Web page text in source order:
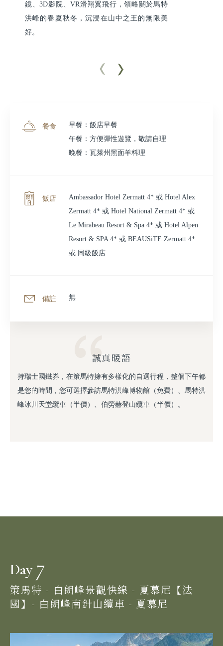
鏡、3D影院、VR滑翔翼飛行，領略關於馬特
洪峰的春夏秋冬，沉浸在山中之王的無限美
好。
餐食
早餐：飯店早餐
午餐：方便彈性遊覽，敬請自理
晚餐：瓦萊州黑面羊料理
飯店
Ambassador Hotel Zermatt 4* 或 Hotel Alex
Zermatt 4* 或 Hotel National Zermatt 4* 或
Le Mirabeau Resort & Spa 4* 或 Hotel Alpen
Resort & SPA 4* 或 BEAUSiTE Zermatt 4*
或 同級飯店
備註 無
誠真暖語
持瑞士國鐵券，在策馬特擁有多樣化的自選行程，整個下午都
是您的時間，您可選擇參訪馬特洪峰博物館（免費）、馬特洪
峰冰川天堂纜車（半價）、伯勞赫登山纜車（半價）。
Day7
策馬特 - 白朗峰景觀快線 - 夏慕尼【法
國】- 白朗峰南針山纜車 - 夏慕尼